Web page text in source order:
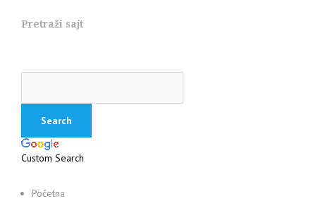
Pretraži sajt
Custom Search
Početna